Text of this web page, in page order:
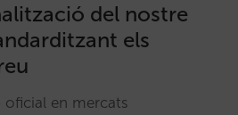
del nostre
els
oficial en mercats